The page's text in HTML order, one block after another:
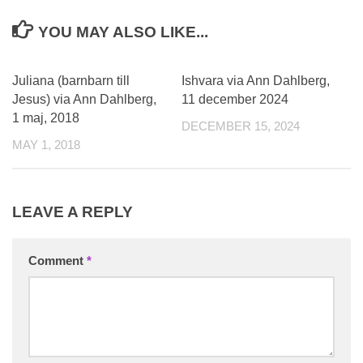
YOU MAY ALSO LIKE...
Juliana (barnbarn till
Jesus) via Ann Dahlberg,
1 maj, 2018
MAY 1, 2018
Ishvara via Ann Dahlberg,
11 december 2024
DECEMBER 15, 2024
LEAVE A REPLY
Comment *